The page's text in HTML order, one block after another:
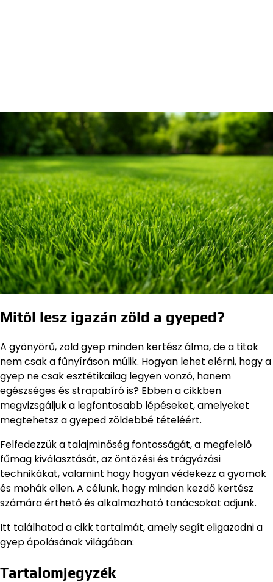
Mitől lesz igazán zöld a gyeped?
A gyönyörű, zöld gyep minden kertész álma, de a titok
nem csak a fűnyíráson múlik. Hogyan lehet elérni, hogy a
gyep ne csak esztétikailag legyen vonzó, hanem
egészséges és strapabíró is? Ebben a cikkben
megvizsgáljuk a legfontosabb lépéseket, amelyeket
megtehetsz a gyeped zöldebbé tételéért.
Felfedezzük a talajminőség fontosságát, a megfelelő
fűmag kiválasztását, az öntözési és trágyázási
technikákat, valamint hogy hogyan védekezz a gyomok
és mohák ellen. A célunk, hogy minden kezdő kertész
számára érthető és alkalmazható tanácsokat adjunk.
Itt találhatod a cikk tartalmát, amely segít eligazodni a
gyep ápolásának világában:
Tartalomjegyzék